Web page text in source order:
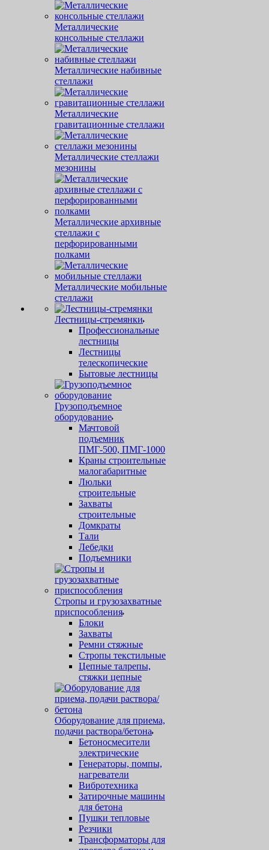
Металлические
консольные стеллажи
Металлические набивные
стеллажи
Металлические
гравитационные стеллажи
Металлические стеллажи
мезонины
Металлические архивные
стеллажи с
перфорированными
полками
Металлические мобильные
стеллажи
Лестницы-стремянки
Профессиональные
лестницы
Лестницы
телескопические
Бытовые лестницы
Грузоподъемное
оборудование
Мачтовой
подъемник
ПМГ-500, ПМГ-1000
Краны строительные
малогабаритные
Люльки
строительные
Захваты
строительные
Домкраты
Тали
Лебедки
Подъемники
Стропы и грузозахватные
приспособления
Блоки
Захваты
Ремни стяжные
Стропы текстильные
Цепные талрепы,
стяжки цепные
Оборудование для приема,
подачи раствора/бетона
Бетоносмесители
электрические
Генераторы, помпы,
нагреватели
Вибротехника
Затирочные машины
для бетона
Пушки тепловые
Резчики
Трансформаторы для